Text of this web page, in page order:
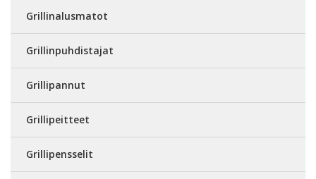
Grillinalusmatot
Grillinpuhdistajat
Grillipannut
Grillipeitteet
Grillipensselit